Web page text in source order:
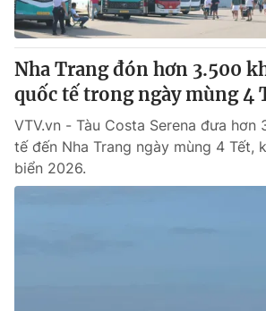
Nha Trang đón hơn 3.500
quốc tế trong ngày mùng 4
VTV.vn - Tàu Costa Serena đưa hơn
tế đến Nha Trang ngày mùng 4 Tết,
biển 2026.